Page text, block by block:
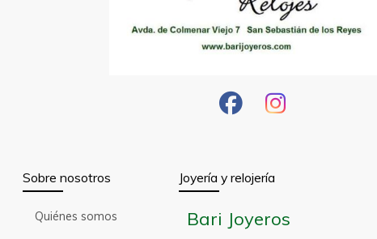
Sobre nosotros
Quiénes somos
Joyería y relojería
Bari Joyeros